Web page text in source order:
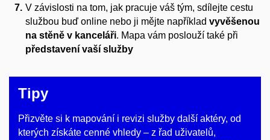
V závislosti na tom, jak pracuje váš tým, sdílejte cestu
službou buď online nebo ji mějte například vyvěšenou
na stěně v kanceláři. Mapa vám poslouží také při
představení vaší služby
Tipy
Přizvěte si k mapování i revizi služby další aktéry, od
kterých získáte cenné vhledy – z řad uživatelů,